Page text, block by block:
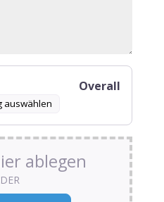
auswählen
Overall
ablegen